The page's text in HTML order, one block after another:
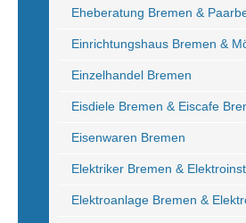
Eheberatung Bremen &
Einrichtungshaus Bremen &
Einzelhandel Bremen
Eisdiele Bremen & Eiscafe
Eisenwaren Bremen
Elektriker Bremen &
Elektroanlage Bremen &